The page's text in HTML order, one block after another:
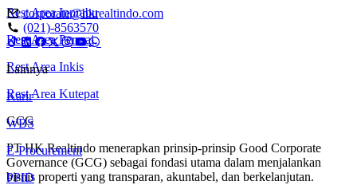
Rest Area Inprabu
Rest Area Permai
Rest Area Inkis
Rest Area Kutepat
GCG
PT HK Realtindo menerapkan prinsip-prinsip Good Corporate
Governance (GCG) sebagai fondasi utama dalam menjalankan
bisnis properti yang transparan, akuntabel, dan berkelanjutan.
corporate@hkrealtindo.com
(021)-8563570
Lainnya
Karir
WBS
E-Procurement
PPID